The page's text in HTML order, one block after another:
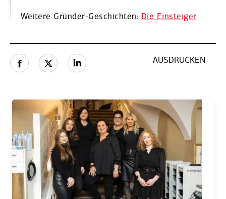
Weitere Gründer-Geschichten: Die Einsteiger
AUSDRUCKEN